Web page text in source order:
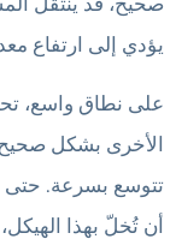
يؤدي إلى ارتفاع
على نطاق واسع،
الأخرى بشكل
تتوسع بسرعة. حتى
أن تُخلّ بهذا